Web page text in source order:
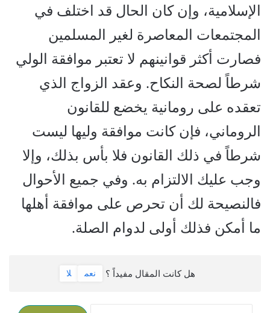
الإسلامية، وإن كان الحال قد اختلف في
المجتمعات المعاصرة لغير المسلمين
فصارت أكثر قوانينهم لا تعتبر موافقة الولي
شرطاً لصحة النكاح. وعقد الزواج الذي
تعقده على رومانية يخضع للقانون
الروماني، فإن كانت موافقة وليها ليست
شرطاً في ذلك القانون فلا بأس بذلك، وإلا
وجب عليك الالتزام به. وفي جميع الأحوال
فالنصيحة لك أن تحرص على موافقة أهلها
ما أمكن فذلك أولى لدوام الصلة.
هل كانت المقال مفيداً ؟ نعم لا